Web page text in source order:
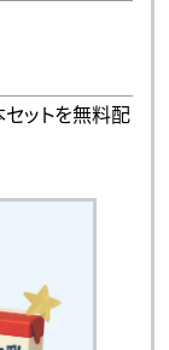
ットを無料配